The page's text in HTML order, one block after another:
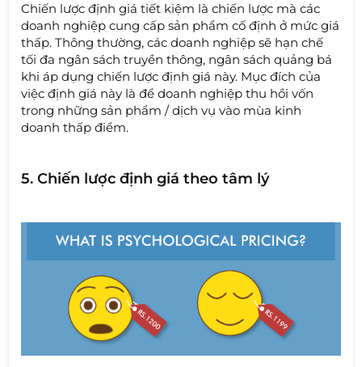
Chiến lược định giá tiết kiệm là chiến lược mà các
doanh nghiệp cung cấp sản phẩm cố định ở mức giá
thấp. Thông thường, các doanh nghiệp sẽ hạn chế
tối đa ngân sách truyền thông, ngân sách quảng bá
khi áp dụng chiến lược định giá này. Mục đích của
việc định giá này là để doanh nghiệp thu hồi vốn
trong những sản phẩm / dịch vụ vào mùa kinh
doanh thấp điểm.
5. Chiến lược định giá theo tâm lý